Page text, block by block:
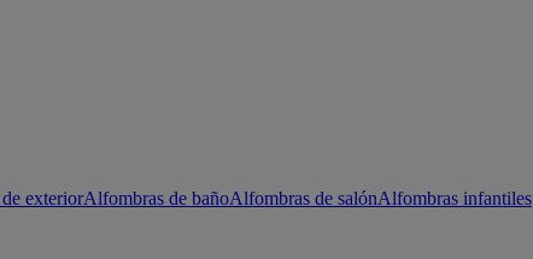
exteriorAlfombras de bañoAlfombras de salónAlfombras infantiles